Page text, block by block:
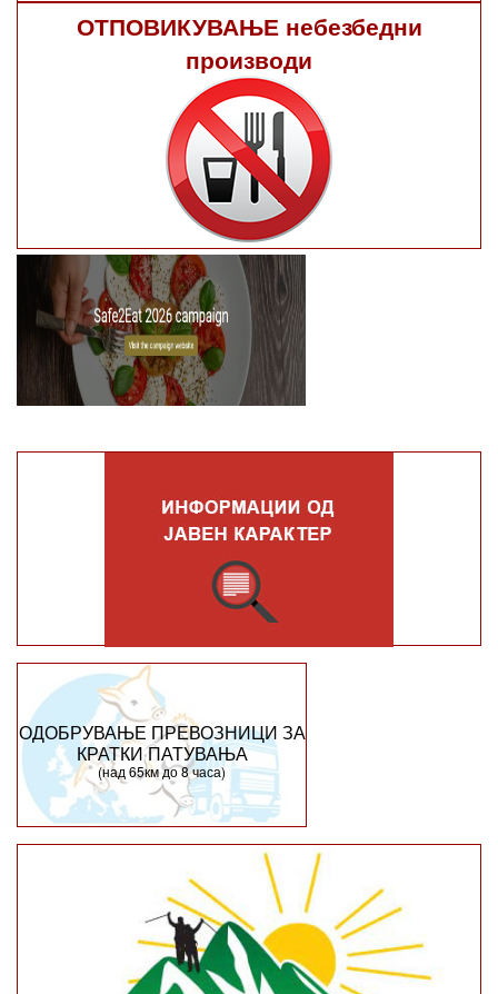
ОТПОВИКУВАЊЕ небезбедни
производи
ОДОБРУВАЊЕ ПРЕВОЗНИЦИ ЗА
КРАТКИ ПАТУВАЊА
(над 65км до 8 часа)